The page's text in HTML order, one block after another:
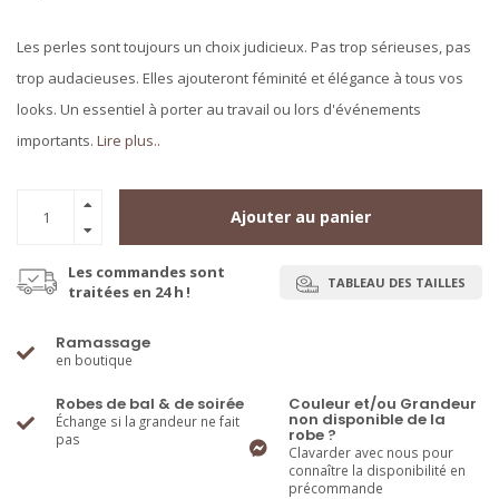
Les perles sont toujours un choix judicieux. Pas trop sérieuses, pas
trop audacieuses. Elles ajouteront féminité et élégance à tous vos
looks. Un essentiel à porter au travail ou lors d'événements
importants. Lire plus..
Ajouter au panier
Les commandes sont
traitées en 24 h !
TABLEAU DES TAILLES
Ramassage
en boutique
Robes de bal & de soirée
Échange si la grandeur ne fait
pas
Couleur et/ou Grandeur
non disponible de la
robe ?
Clavarder avec nous pour
connaître la disponibilité en
précommande